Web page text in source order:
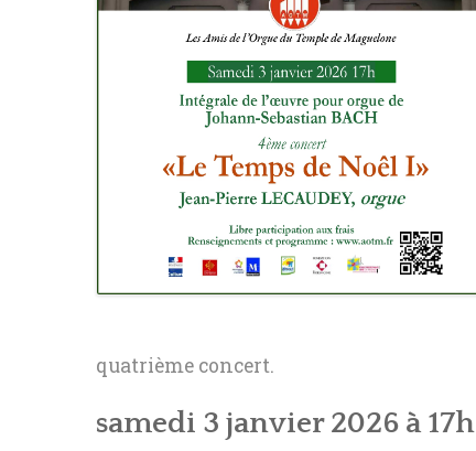
quatrième concert.
samedi 3 janvier 2026 à 17h